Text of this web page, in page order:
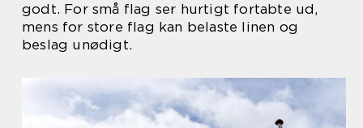
godt. For små flag ser hurtigt fortabte ud,
mens for store flag kan belaste linen og
beslag unødigt.